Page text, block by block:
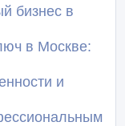
бизнес в
в Москве:
и